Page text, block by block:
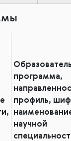
программа,
профиль,
научной